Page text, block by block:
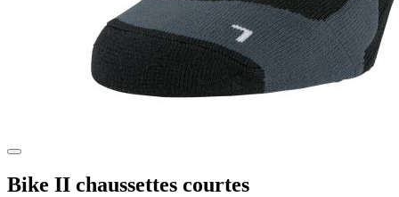
Bike II chaussettes courtes